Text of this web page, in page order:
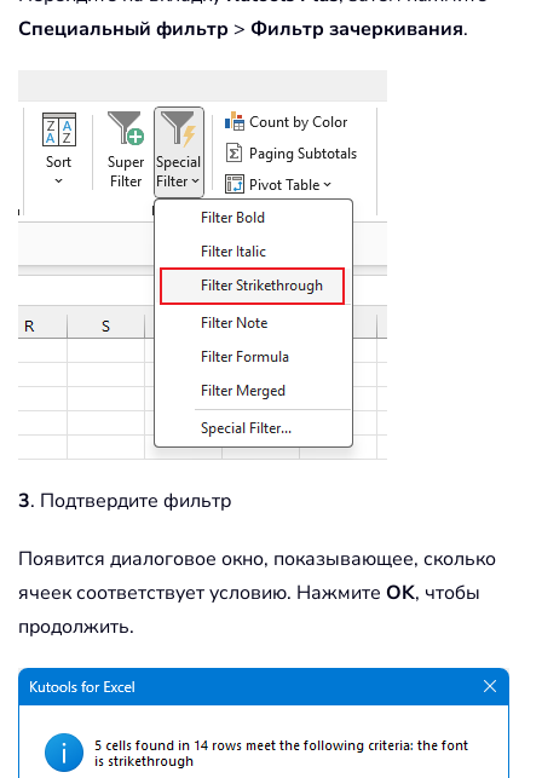
Специальный фильтр > Фильтр зачеркивания.
3. Подтвердите фильтр
Появится диалоговое окно, показывающее, сколько
ячеек соответствует условию. Нажмите OK, чтобы
продолжить.